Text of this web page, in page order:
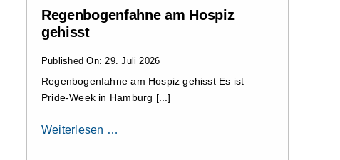
Regenbogenfahne am Hospiz
gehisst
Published On: 29. Juli 2026
Regenbogenfahne am Hospiz gehisst Es ist
Pride-Week in Hamburg [...]
Weiterlesen …